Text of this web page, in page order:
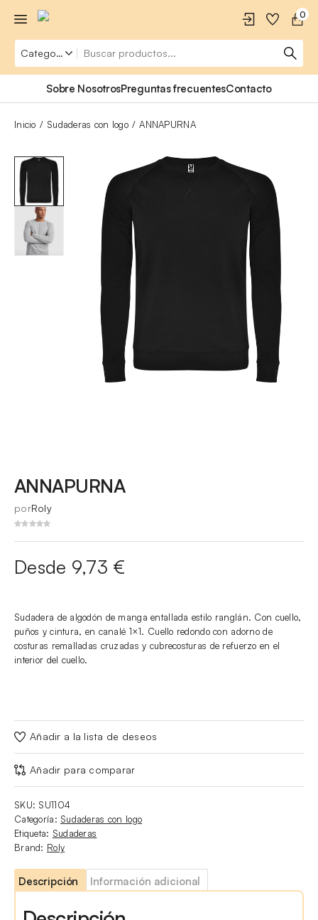
0
Sobre NosotrosPreguntas frecuentesContacto
Inicio Sudaderas con logo ANNAPURNA
ANNAPURNA
porRoly
Desde 9,73 €
Sudadera de algodón de manga entallada estilo ranglán. Con cuello,
puños y cintura, en canalé 1×1. Cuello redondo con adorno de
costuras remalladas cruzadas y cubrecosturas de refuerzo en el
interior del cuello.
Añadir a la lista de deseos
Añadir para comparar
SKU: SU1104
Categoría: Sudaderas con logo
Etiqueta: Sudaderas
Brand: Roly
Descripción Información adicional